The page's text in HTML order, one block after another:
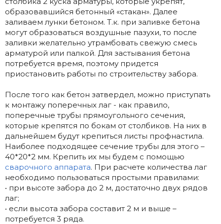
образовавшийся бетонный «стакан». Далее
заливаем лунки бетоном. Т.к. при заливке бетона
могут образоваться воздушные пазухи, то после
заливки желательно утрамбовать свежую смесь
арматурой или палкой. Для застывания бетона
потребуется время, поэтому придется
приостановить работы по строительству забора.
После того как бетон затвердел, можно приступать
к монтажу поперечных лаг - как правило,
поперечные трубы прямоугольного сечения,
которые крепятся по бокам от столбиков. На них в
дальнейшем будут крепиться листы профнастила.
Наиболее подходящее сечение трубы для этого –
40*20*2 мм. Крепить их мы будем с помощью
сварочного аппарата. При расчете количества лаг
необходимо пользоваться простыми правилами:
• при высоте забора до 2 м, достаточно двух рядов
лаг;
• если высота забора составит 2 м и выше –
потребуется 3 ряда.